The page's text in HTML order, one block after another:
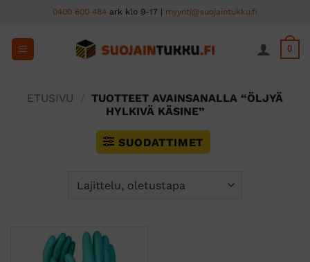
content
0400 600 484 ark klo 9-17 | myynti@suojaintukku.fi
0
ETUSIVU
TUOTTEET AVAINSANALLA “ÖLJYÄ
HYLKIVÄ KÄSINE”
SUODATTIMET